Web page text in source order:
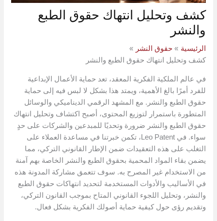
كشف وتحليل انتهاك حقوق الطبع
والنشر
الرئيسية
حقوق النشر
كشف وتحليل انتهاك حقوق الطبع والنشر
في عالم الملكية الفكرية المعقد، تعد حماية الأعمال الإبداعية
للفرد أمرًا بالغ الأهمية، ويمتد هذا بشكل لا لبس فيه إلى حماية
حقوق الطبع والنشر. مع المشهد الرقمي الديناميكي والوسائل
المتطورة باستمرار لتوزيع المحتوى، أصبح اكتشاف وتحليل انتهاك
حقوق الطبع والنشر ضرورة وتحديًا للمبدعين والشركات على حدٍ
سواء. في Leo Patent، تكمن خبرتنا في مساعدة العملاء على
التغلب على هذه التعقيدات ضمن الإطار القانوني التركي، مما
يضمن بقاء المواد المحمية بحقوق الطبع والنشر الخاصة بهم آمنة
من الاستخدام غير المصرح به. سوف تتعمق مشاركة المدونة هذه
في الأساليب والأدوات المستخدمة لتحديد انتهاكات حقوق الطبع
والنشر، وتحليل اللجوء القانوني المتاح بموجب القانون التركي،
وتقديم رؤى حول كيفية حماية أصولك الفكرية بشكل فعال.